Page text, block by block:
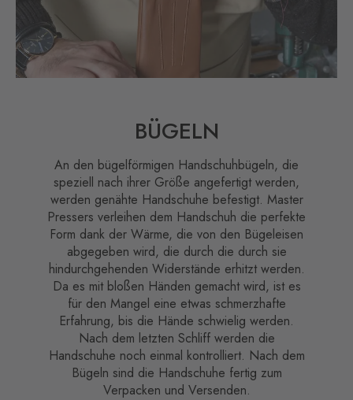
BÜGELN
An den bügelförmigen Handschuhbügeln, die
speziell nach ihrer Größe angefertigt werden,
werden genähte Handschuhe befestigt. Master
Pressers verleihen dem Handschuh die perfekte
Form dank der Wärme, die von den Bügeleisen
abgegeben wird, die durch die durch sie
hindurchgehenden Widerstände erhitzt werden.
Da es mit bloßen Händen gemacht wird, ist es
für den Mangel eine etwas schmerzhafte
Erfahrung, bis die Hände schwielig werden.
Nach dem letzten Schliff werden die
Handschuhe noch einmal kontrolliert. Nach dem
Bügeln sind die Handschuhe fertig zum
Verpacken und Versenden.